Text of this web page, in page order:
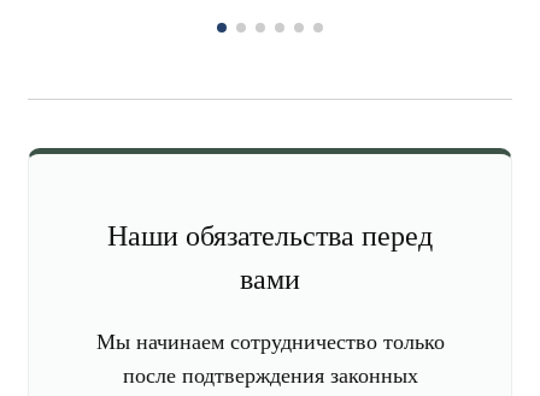
Наши обязательства перед
вами
Мы начинаем сотрудничество только
после подтверждения законных